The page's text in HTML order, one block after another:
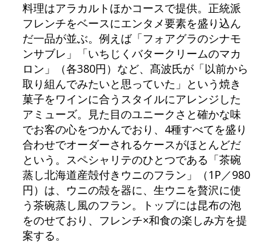
料理はアラカルトほかコースで提供。正統派
フレンチをベースにエンタメ要素を盛り込ん
だ一品が並ぶ。例えば「フォアグラのシナモ
ンサブレ」「いちじくバタークリームのマカ
ロン」（各380円）など、髙波氏が「以前から
取り組んでみたいと思っていた」という焼き
菓子をワインに合うスタイルにアレンジした
アミューズ。見た目のユニークさと確かな味
でお客の心をつかんでおり、4種すべてを盛り
合わせでオーダーされるケースがほとんどだ
という。スペシャリテのひとつである「茶碗
蒸し北海道産殻付きウニのフラン」（1P／980
円）は、ウニの殻を器に、生ウニを贅沢に使
う茶碗蒸し風のフラン。トップには昆布の泡
をのせており、フレンチ×和食の楽しみ方を提
案する。